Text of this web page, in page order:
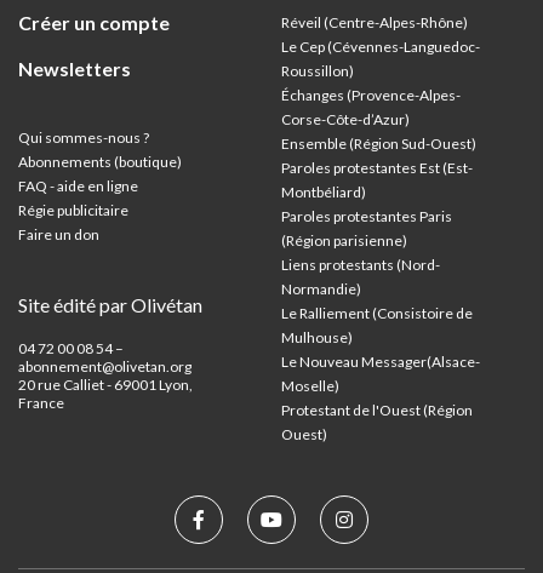
Créer un compte
Newsletters
Qui sommes-nous ?
Abonnements (boutique)
FAQ - aide en ligne
Régie publicitaire
Faire un don
Site édité par Olivétan
04 72 00 08 54 –
abonnement@olivetan.org
20 rue Calliet - 69001 Lyon,
France
Réveil (Centre-Alpes-Rhône)
Le Cep (Cévennes-Languedoc-
Roussillon)
Échanges (Provence-Alpes-
Corse-Côte-d’Azur)
Ensemble (Région Sud-Ouest)
Paroles protestantes Est (Est-
Montbéliard)
Paroles protestantes Paris
(Région parisienne)
Liens protestants (Nord-
Normandie)
Le Ralliement (Consistoire de
Mulhouse)
Le Nouveau Messager(Alsace-
Moselle)
Protestant de l'Ouest (Région
Ouest)